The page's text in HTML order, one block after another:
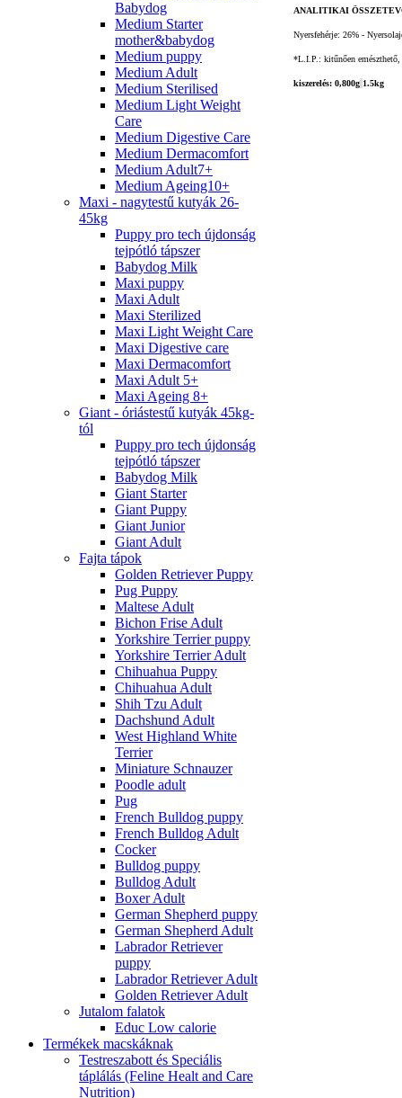
Babydog
Medium Starter
mother&babydog
Medium puppy
Medium Adult
Medium Sterilised
Medium Light Weight
Care
Medium Digestive Care
Medium Dermacomfort
Medium Adult7+
Medium Ageing10+
Maxi - nagytestű kutyák 26-
45kg
Puppy pro tech újdonság
tejpótló tápszer
Babydog Milk
Maxi puppy
Maxi Adult
Maxi Sterilized
Maxi Light Weight Care
Maxi Digestive care
Maxi Dermacomfort
Maxi Adult 5+
Maxi Ageing 8+
Giant - óriástestű kutyák 45kg-
tól
Puppy pro tech újdonság
tejpótló tápszer
Babydog Milk
Giant Starter
Giant Puppy
Giant Junior
Giant Adult
Fajta tápok
Golden Retriever Puppy
Pug Puppy
Maltese Adult
Bichon Frise Adult
Yorkshire Terrier puppy
Yorkshire Terrier Adult
Chihuahua Puppy
Chihuahua Adult
Shih Tzu Adult
Dachshund Adult
West Highland White
Terrier
Miniature Schnauzer
Poodle adult
Pug
French Bulldog puppy
French Bulldog Adult
Cocker
Bulldog puppy
Bulldog Adult
Boxer Adult
German Shepherd puppy
German Shepherd Adult
Labrador Retriever
puppy
Labrador Retriever Adult
Golden Retriever Adult
Jutalom falatok
Educ Low calorie
Termékek macskáknak
Testreszabott és Speciális
táplálás (Feline Healt and Care
Nutrition)
ANALITIKAI
Nyersfehérje: 26% -
*L.I.P.: kitűnően emészthető,
kiszerelés: 0,800g 1.5kg